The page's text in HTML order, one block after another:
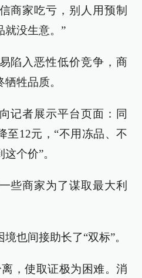
商家吃亏，别人用预制
就没生意。”
陷入恶性低价竞争，商
牲品质。
记者展示平台页面：同
至12元，“不用冻品、不
个价”。
些商家为了谋取最大利
也间接助长了“双标”。
，使取证极为困难。消